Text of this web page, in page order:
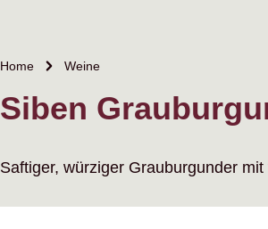
Home Weine
Siben
Saftiger, würziger Grauburgunder